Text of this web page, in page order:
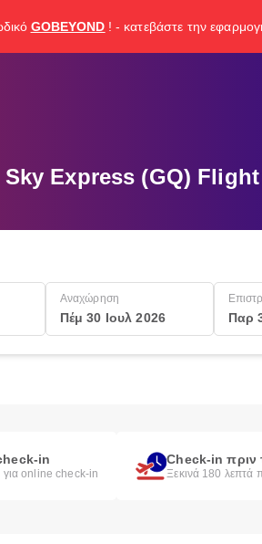
GOBEYOND ! - κατεβάστε την
Express (GQ)
Αναχώρηση
Πέμ 30 Ιουλ 2026 Παρ
in
για online check-in
Check-in
Ξεκινά 180 λεπτά